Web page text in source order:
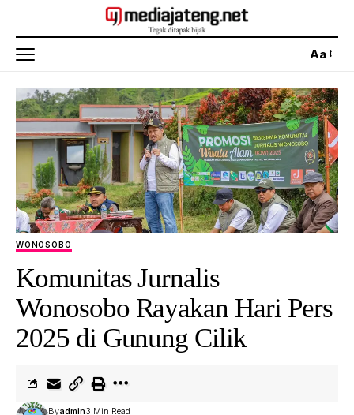
Aa
WONOSOBO
Komunitas Jurnalis
Wonosobo Rayakan Hari Pers
2025 di Gunung Cilik
Byadmin3 Min Read